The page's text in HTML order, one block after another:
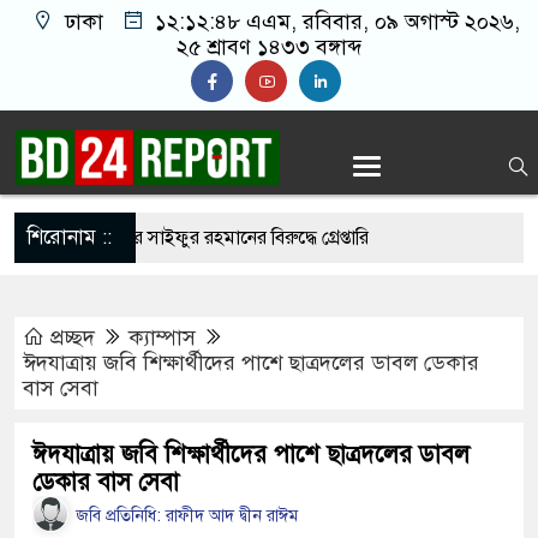
ঢাকা ১২:১২:৪৯ এএম, রবিবার, ০৯ অগাস্ট ২০২৬,
২৫ শ্রাবণ ১৪৩৩ বঙ্গাব্দ
শিরোনাম ::
উইং কমান্ডার সাইফুর রহমানের বিরুদ্ধে গ্রেপ্তারি
মমতার গাড়িতে হামলা, অল্পের জন্য প্রাণে রক্ষা
শীর্ষ আলেমদের সঙ্গে বৈঠকে প্রধানমন্ত্রী
সাহস থাকলে দেশে ফিরে আইনের মুখোমুখি হবেন:
প্রচ্ছদ
ক্যাম্পাস
ঈদযাত্রায় জবি শিক্ষার্থীদের পাশে ছাত্রদলের ডাবল ডেকার
বাস সেবা
ঈদযাত্রায় জবি শিক্ষার্থীদের পাশে ছাত্রদলের ডাবল
ডেকার বাস সেবা
জবি প্রতিনিধি: রাফীদ আদ দ্বীন রাঈম